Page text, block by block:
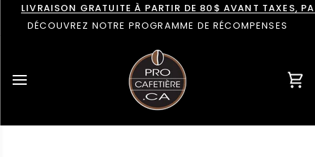
Passer
contenu
LIVRAISON GRATUITE À PARTIR DE 80$ AVANT TAXES,
DÉCOUVREZ NOTRE PROGRAMME DE RÉCOMPENSES